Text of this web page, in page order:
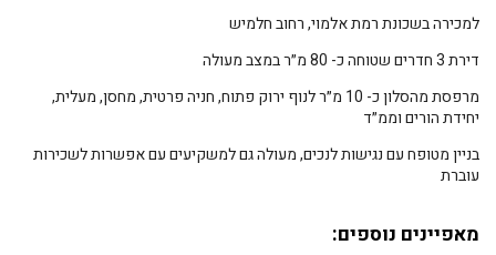
למכירה בשכונת רמת אלמוי, רחוב חלמיש
דירת 3 חדרים שטוחה כ- 80 מ״ר במצב מעולה
מרפסת מהסלון כ- 10 מ״ר לנוף ירוק פתוח, חניה פרטית, מחסן, מעלית,
יחידת הורים וממ״ד
בניין מטופח עם נגישות לנכים, מעולה גם למשקיעים עם אפשרות לשכירות
עוברת
מאפיינים נוספים: